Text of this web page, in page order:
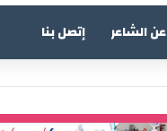
عن الشاعر إتصل بنا